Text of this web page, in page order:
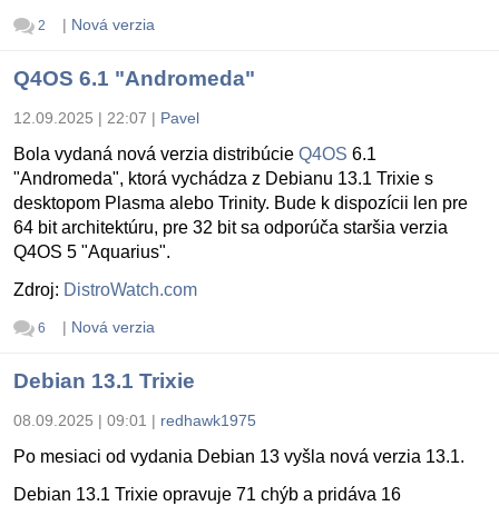
2 | Nová verzia
Q4OS 6.1 "Andromeda"
12.09.2025 | 22:07 | Pavel
Bola vydaná nová verzia distribúcie Q4OS 6.1
"Andromeda", ktorá vychádza z Debianu 13.1 Trixie s
desktopom Plasma alebo Trinity. Bude k dispozícii len pre
64 bit architektúru, pre 32 bit sa odporúča staršia verzia
Q4OS 5 "Aquarius".
Zdroj: DistroWatch.com
6 | Nová verzia
Debian 13.1 Trixie
08.09.2025 | 09:01 | redhawk1975
Po mesiaci od vydania Debian 13 vyšla nová verzia 13.1.
Debian 13.1 Trixie opravuje 71 chýb a pridáva 16